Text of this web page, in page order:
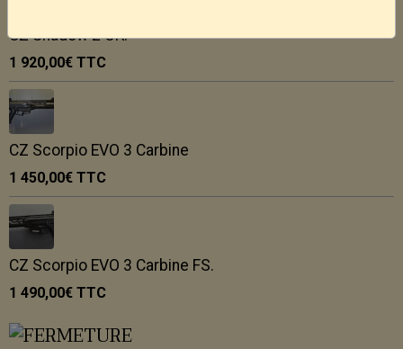
CZ Shadow 2 OR.
1 920,00€ TTC
CZ Scorpio EVO 3 Carbine
1 450,00€ TTC
CZ Scorpio EVO 3 Carbine FS.
1 490,00€ TTC